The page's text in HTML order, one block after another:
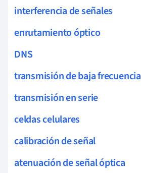
interferencia de señales
enrutamiento óptico
DNS
transmisión de baja frecuencia
transmisión en serie
celdas celulares
calibración de señal
atenuación de señal óptica